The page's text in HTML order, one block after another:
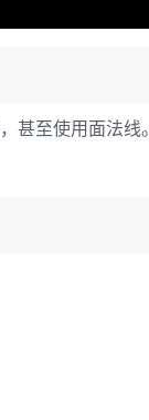
甚至使用面法线